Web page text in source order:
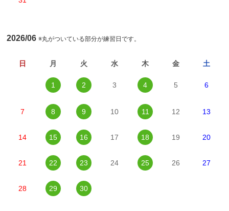
2026/06※丸がついている部分が練習日です。
日 月 火 水 木 金 土
1 2 3 4 5 6
7 8 9 10 11 12 13
14 15 16 17 18 19 20
21 22 23 24 25 26 27
28 29 30